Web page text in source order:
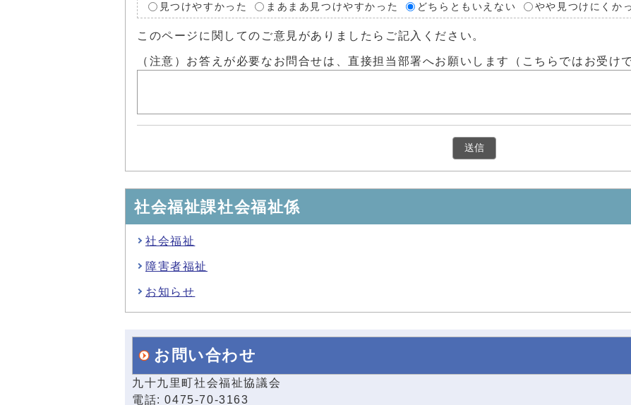
見つけやすかった まあまあ見つけやすかった どちらともいえない やや見つけにくか
このページに関してのご意見がありましたらご記入ください。
（注意）お答えが必要なお問合せは、直接担当部署へお願いします（こちらではお受け
社会福祉課社会福祉係
社会福祉
障害者福祉
お知らせ
お問い合わせ
九十九里町社会福祉協議会
電話: 0475-70-3163